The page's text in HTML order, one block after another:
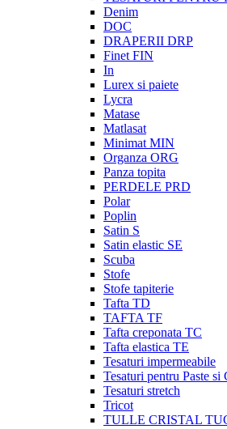
Denim
DOC
DRAPERII DRP
Finet FIN
In
Lurex si paiete
Lycra
Matase
Matlasat
Minimat MIN
Organza ORG
Panza topita
PERDELE PRD
Polar
Poplin
Satin S
Satin elastic SE
Scuba
Stofe
Stofe tapiterie
Tafta TD
TAFTA TF
Tafta creponata TC
Tafta elastica TE
Tesaturi impermeabile
Tesaturi pentru Paste si
Tesaturi stretch
Tricot
TULLE CRISTAL